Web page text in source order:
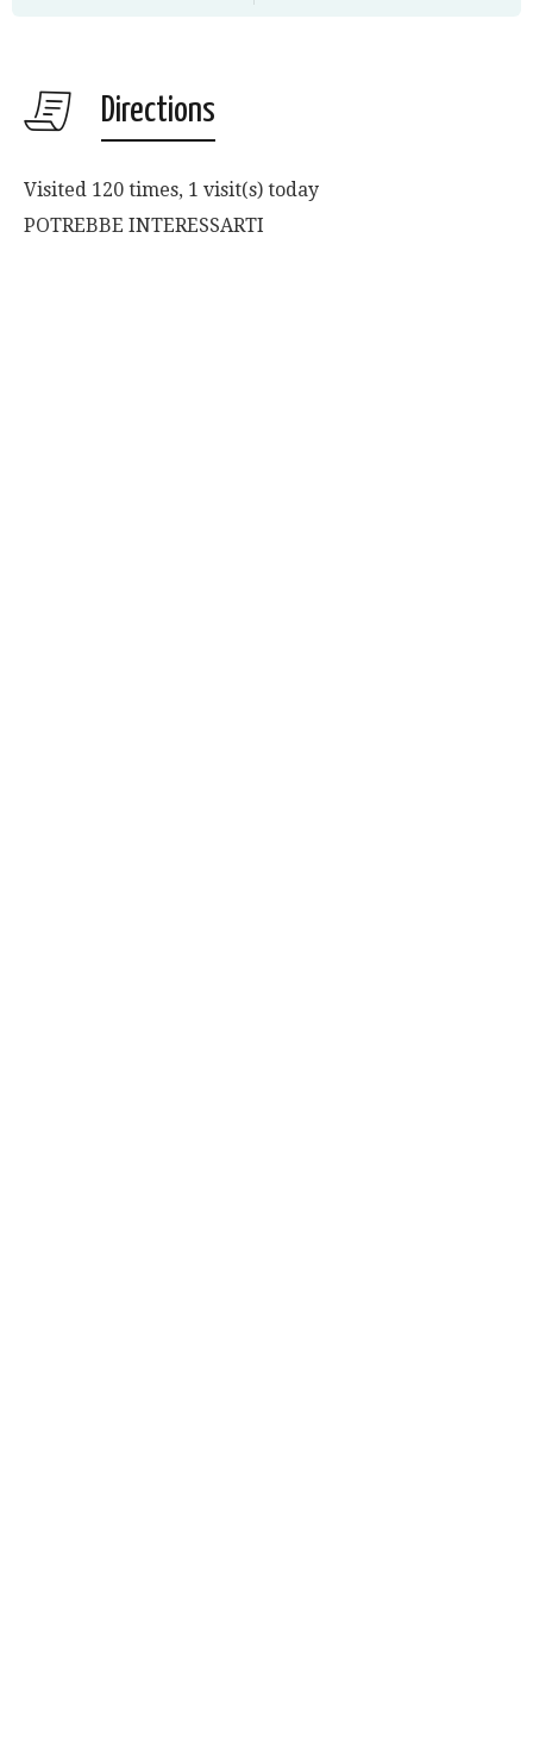
Directions
Visited 120 times, 1 visit(s) today
POTREBBE INTERESSARTI